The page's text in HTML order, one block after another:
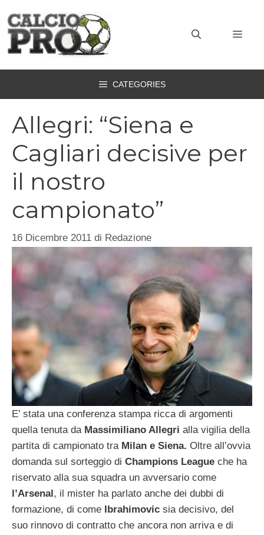
contenuto
CATEGORIES
Allegri: “Siena e
Cagliari decisive per
il nostro
campionato”
16 Dicembre 2011 di Redazione
E’ stata una conferenza stampa ricca di argomenti
quella tenuta da Massimiliano Allegri alla vigilia della
partita di campionato tra Milan e Siena. Oltre all’ovvia
domanda sul sorteggio di Champions League che ha
riservato alla sua squadra un avversario come
l’Arsenal , il mister ha parlato anche dei dubbi di
formazione, di come
Ibrahimovic sia decisivo, del
suo rinnovo di contratto che ancora non arriva e di